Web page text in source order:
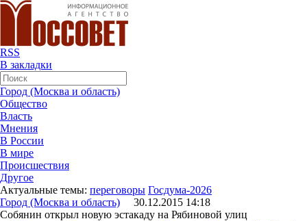
RSS
В закладки
Город (Москва и область)
Общество
Власть
Мнения
В России
В мире
Происшествия
Другое
Актуальные темы: переговоры Госдума-2026
Город (Москва и область) 30.12.2015 14:18
Собянин открыл новую эстакаду на Рябиновой улиц